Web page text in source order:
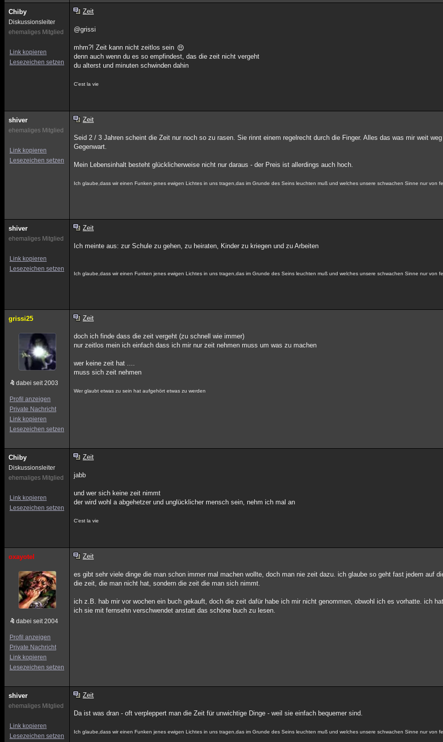
Chiby
Diskussionsleiter
ehemaliges Mitglied
Link kopieren
Lesezeichen setzen
Zeit
@grissi
mhm?! Zeit kann nicht zeitlos sein
denn auch wenn du es so empfindest, das die zeit nicht vergeht
du alterst und minuten schwinden dahin
C'est la vie
shiver
ehemaliges Mitglied
Link kopieren
Lesezeichen setzen
Zeit
Seid 2 / 3 Jahren scheint die Zeit nur noch so zu rasen. Sie rinnt einem regelrecht durch die Finger. Alles das was mir weit
Gegenwart.
Mein Lebensinhalt besteht glücklicherweise nicht nur daraus - der Preis ist allerdings auch hoch.
Ich glaube,dass wir einen Funken jenes ewigen Lichtes in uns tragen,das im Grunde des Seins leuchten muß und welches unsere schwachen Sinne nur von
shiver
ehemaliges Mitglied
Link kopieren
Lesezeichen setzen
Zeit
Ich meinte aus: zur Schule zu gehen, zu heiraten, Kinder zu kriegen und zu Arbeiten
Ich glaube,dass wir einen Funken jenes ewigen Lichtes in uns tragen,das im Grunde des Seins leuchten muß und welches unsere schwachen Sinne nur von
grissi25
dabei seit 2003
Profil anzeigen
Private Nachricht
Link kopieren
Lesezeichen setzen
Zeit
doch ich finde dass die zeit vergeht (zu schnell wie immer)
nur zeitlos mein ich einfach dass ich mir nur zeit nehmen muss um was zu machen
wer keine zeit hat ....
muss sich zeit nehmen
Wer glaubt etwas zu sein hat aufgehört etwas zu werden
Chiby
Diskussionsleiter
ehemaliges Mitglied
Link kopieren
Lesezeichen setzen
Zeit
jabb
und wer sich keine zeit nimmt
der wird wohl a abgehetzer und unglücklicher mensch sein, nehm ich mal an
C'est la vie
oxayotel
dabei seit 2004
Profil anzeigen
Private Nachricht
Link kopieren
Lesezeichen setzen
Zeit
es gibt sehr viele dinge die man schon immer mal machen wollte, doch man nie zeit dazu. ich glaube so geht fast jedem auf
die zeit, die man nicht hat, sondern die zeit die man sich nimmt.
ich z.B. hab mir vor wochen ein buch gekauft, doch die zeit dafür habe ich mir nicht genommen, obwohl ich es vorhatte. ich
ich sie mit fernsehn verschwendet anstatt das schöne buch zu lesen.
shiver
ehemaliges Mitglied
Link kopieren
Lesezeichen setzen
Zeit
Da ist was dran - oft verpleppert man die Zeit für unwichtige Dinge - weil sie einfach bequemer sind.
Ich glaube,dass wir einen Funken jenes ewigen Lichtes in uns tragen,das im Grunde des Seins leuchten muß und welches unsere schwachen Sinne nur von